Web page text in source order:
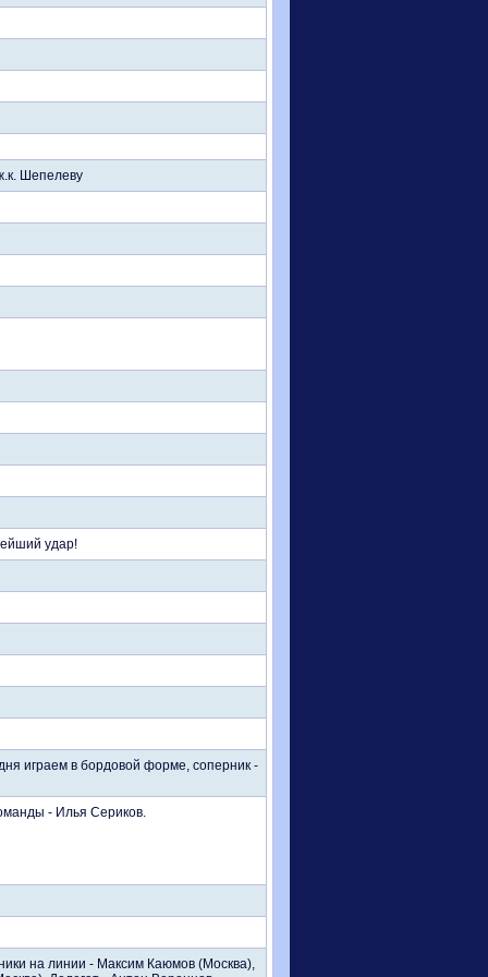
Шепелеву
удар!
играем в бордовой форме, соперник -
- Илья Сериков.
на линии - Максим Каюмов (Москва),